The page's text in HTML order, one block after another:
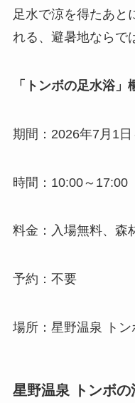
足水で涼を得たあと
れる、避暑地ならで
「トンボの足水浴」
期間：2026年7月1日
時間：10:00～17:00
料金：入場無料、森
予約：不要
場所：星野温泉 トン
星野温泉 トンボの